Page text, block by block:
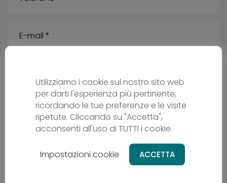
Messaggio
Utilizziamo i cookie sul nostro sito web
per darti l'esperienza più pertinente,
ricordando le tue preferenze e le visite
ripetute. Cliccando su "Accetta",
acconsenti all'uso di TUTTI i cookie.
Impostazioni cookie ACCETTA